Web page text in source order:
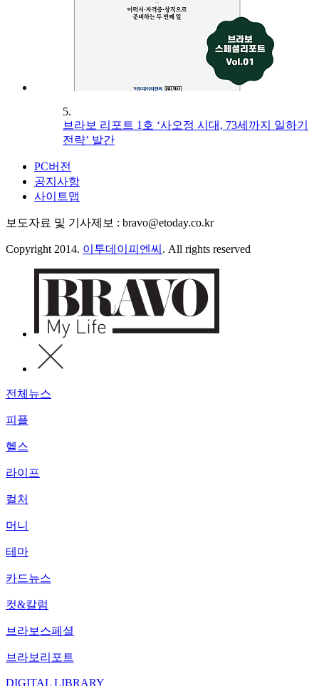
5.
브라보 리포트 1호 ‘사오정 시대, 73세까지 일하기
전략’ 발간
PC버전
공지사항
사이트맵
보도자료 및 기사제보 : bravo@etoday.co.kr
Copyright 2014. 이투데이피엔씨 . All rights reserved
전체뉴스
피플
헬스
라이프
컬처
머니
테마
카드뉴스
컷&칼럼
브라보스페셜
브라보리포트
DIGITAL LIBRARY